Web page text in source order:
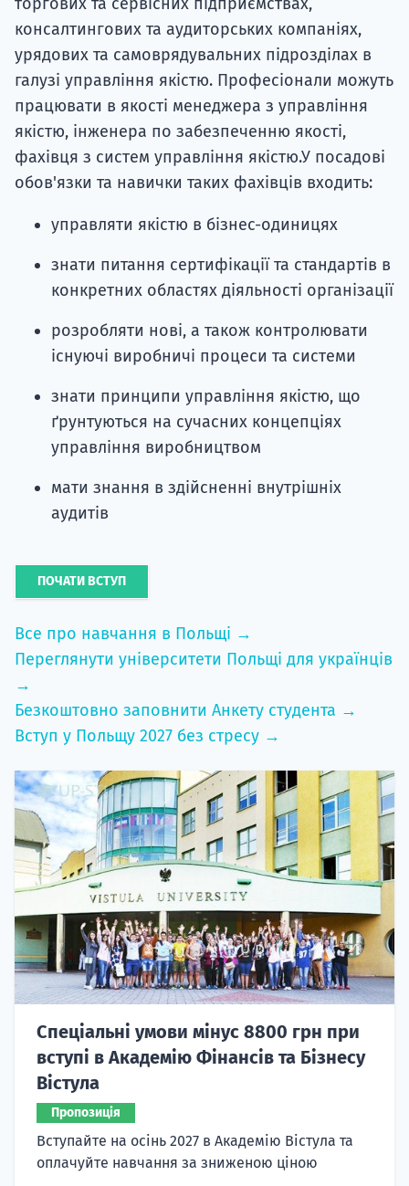
консалтингових та аудиторських компаніях,
урядових та самоврядувальних підрозділах в
галузі управління якістю. Професіонали можуть
працювати в якості менеджера з управління
якістю, інженера по забезпеченню якості,
фахівця з систем управління якістю.У посадові
обов'язки та навички таких фахівців входить:
управляти якістю в бізнес-одиницях
знати питання сертифікації та стандартів в
конкретних областях діяльності організації
розробляти нові, а також контролювати
існуючі виробничі процеси та системи
знати принципи управління якістю, що
ґрунтуються на сучасних концепціях
управління виробництвом
мати знання в здійсненні внутрішніх
аудитів
ПОЧАТИ ВСТУП
Все про навчання в Польщі →
Переглянути університети Польщі для українців
→
Безкоштовно заповнити Анкету студента →
Вступ у Польщу 2027 без стресу →
Спеціальні умови мінус 8800 грн при
вступі в Академію Фінансів та Бізнесу
Вістула
Пропозиція
Вступайте на осінь 2027 в Академію Вістула та
оплачуйте навчання за зниженою ціною